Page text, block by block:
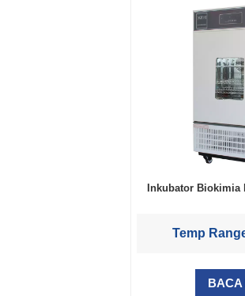
Inkubator Biokimia
Temp
BACA